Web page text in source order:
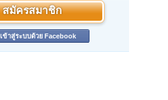
สมัครสมาชิก
เข้าสู่ระบบด้วย Facebook